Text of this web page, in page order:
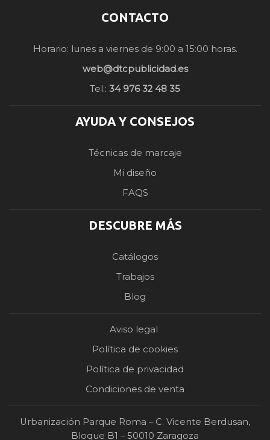
CONTACTO
Horario: lunes a viernes de 9:00 a 15:00 horas.
web@dtcpublicidad.es
Tel.: 34 976 32 48 35
AYUDA Y CONSEJOS
Técnicas de marcaje
Mi diseño
FAQS
DESCUBRE MÁS
Catálogos
Trabajos
Blog
Aviso legal
Política de cookies
Política de privacidad
Condiciones de venta
Urbanización Parque Roma – C. Vicente Berdusan,
Bloque B1 – 50010 Zaragoza